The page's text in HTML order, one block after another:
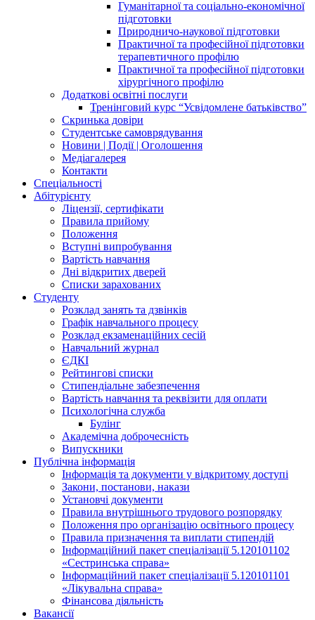
Гуманітарної та соціально-економічної
підготовки
Природничо-наукової підготовки
Практичної та професійної підготовки
терапевтичного профілю
Практичної та професійної підготовки
хірургічного профілю
Додаткові освітні послуги
Тренінговий курс “Усвідомлене батьківство”
Скринька довіри
Студентське самоврядування
Новини | Події | Оголошення
Медіагалерея
Контакти
Спеціальності
Абітурієнту
Ліцензії, сертифікати
Правила прийому
Положення
Вступні випробування
Вартість навчання
Дні відкритих дверей
Списки зарахованих
Студенту
Розклад занять та дзвінків
Графік навчального процесу
Розклад екзаменаційних сесій
Навчальний журнал
ЄДКІ
Рейтингові списки
Стипендіальне забезпечення
Вартість навчання та реквізити для оплати
Психологічна служба
Булінг
Академічна доброчесність
Випускники
Публічна інформація
Інформація та документи у відкритому доступі
Закони, постанови, накази
Установчі документи
Правила внутрішнього трудового розпорядку
Положення про організацію освітнього процесу
Правила призначення та виплати стипендій
Інформаційний пакет спеціалізації 5.120101102
«Сестринська справа»
Інформаційний пакет спеціалізації 5.120101101
«Лікувальна справа»
Фінансова діяльність
Вакансії